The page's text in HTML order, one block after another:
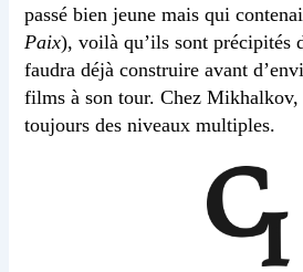
passé bien jeune mais qui
Paix), voilà qu’ils sont précipités
faudra déjà construire avant
films à son tour. Chez Mikhalkov,
toujours des niveaux multiples.